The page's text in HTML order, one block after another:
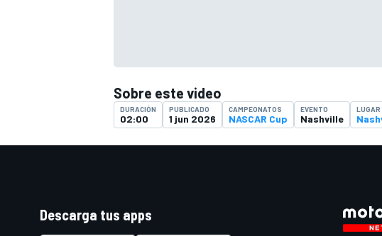
WRC
Sobre este video
DURACIÓN
02:00
PUBLICADO
1 jun 2026
CAMPEONATOS
NASCAR Cup
EVENTO
Nashville
LUGAR
Descarga tus apps